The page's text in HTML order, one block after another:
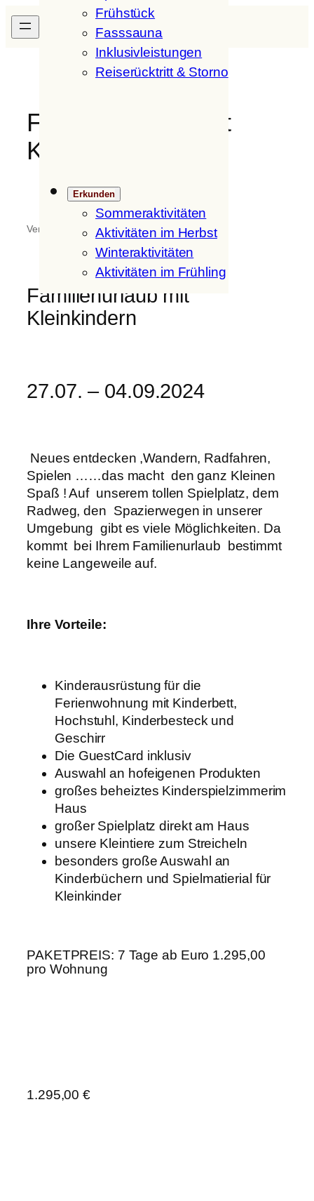
Zum
Inhalt
Frühstück
Fasssauna
Inklusivleistungen
Reiserücktritt & Storno
Erkunden
Sommeraktivitäten
Aktivitäten im Herbst
Winteraktivitäten
Aktivitäten im Frühling
Hofer
Familienurlaub mit
Kleinkindern
Verfasst von in Allgemein
Familienurlaub mit
Kleinkindern
27.07. – 04.09.2024
Neues entdecken ,Wandern, Radfahren,
Spielen ……das macht den ganz Kleinen
Spaß ! Auf unserem tollen Spielplatz, dem
Radweg, den Spazierwegen in unserer
Umgebung gibt es viele Möglichkeiten. Da
kommt bei Ihrem Familienurlaub bestimmt
keine Langeweile auf.
Ihre Vorteile:
Kinderausrüstung für die
Ferienwohnung mit Kinderbett,
Hochstuhl, Kinderbesteck und
Geschirr
Die GuestCard inklusiv
Auswahl an hofeigenen Produkten
großes beheiztes Kinderspielzimmerim
Haus
großer Spielplatz direkt am Haus
unsere Kleintiere zum Streicheln
besonders große Auswahl an
Kinderbüchern und Spielmatierial für
Kleinkinder
PAKETPREIS: 7 Tage ab Euro 1.295,00
pro Wohnung
1.295,00 €